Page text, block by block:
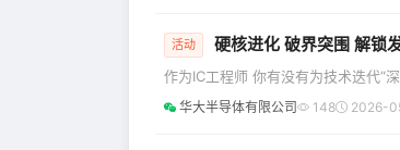
活动 硬核进化 破界突围 解锁
作为IC工程师 你有没有为技术迭代“
堂”特邀公司首席软件架构师、海外
华大半导体有限公司 148 2026-